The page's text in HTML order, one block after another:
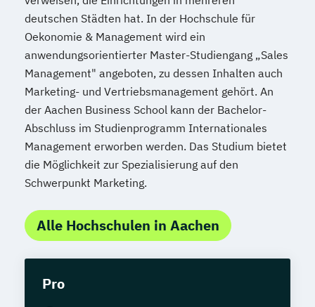
deutschen Städten hat. In der Hochschule für
Oekonomie & Management wird ein
anwendungsorientierter Master-Studiengang „Sales
Management" angeboten, zu dessen Inhalten auch
Marketing- und Vertriebsmanagement gehört. An
der Aachen Business School kann der Bachelor-
Abschluss im Studienprogramm Internationales
Management erworben werden. Das Studium bietet
die Möglichkeit zur Spezialisierung auf den
Schwerpunkt Marketing.
Alle Hochschulen in Aachen
Pro